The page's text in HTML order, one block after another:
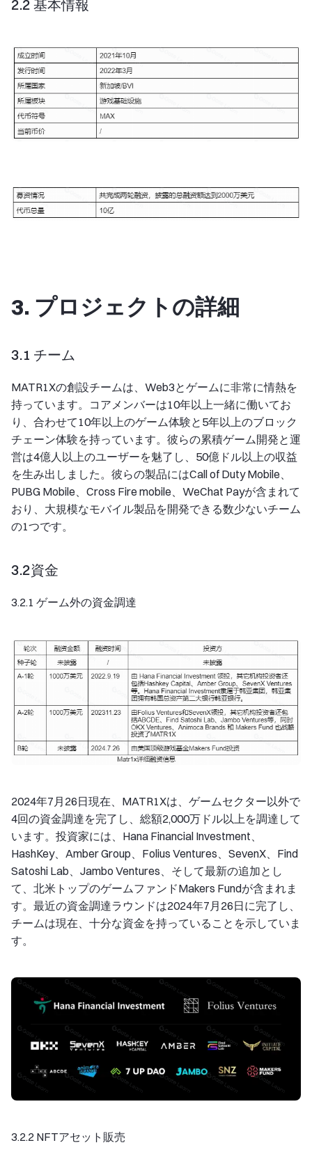
2.2 基本情報
3. プロジェクトの詳細
3.1 チーム
MATR1Xの創設チームは、Web3とゲームに非常に情熱を
持っています。コアメンバーは10年以上一緒に働いてお
り、合わせて10年以上のゲーム体験と5年以上のブロック
チェーン体験を持っています。彼らの累積ゲーム開発と運
営は4億人以上のユーザーを魅了し、50億ドル以上の収益
を生み出しました。彼らの製品にはCall of Duty Mobile、
PUBG Mobile、Cross Fire mobile、WeChat Payが含まれて
おり、大規模なモバイル製品を開発できる数少ないチーム
の1つです。
3.2資金
3.2.1 ゲーム外の資金調達
2024年7月26日現在、MATR1Xは、ゲームセクター以外で
4回の資金調達を完了し、総額2,000万ドル以上を調達して
います。投資家には、Hana Financial Investment、
HashKey、Amber Group、Folius Ventures、SevenX、Find
Satoshi Lab、Jambo Ventures、そして最新の追加とし
て、北米トップのゲームファンドMakers Fundが含まれま
す。最近の資金調達ラウンドは2024年7月26日に完了し、
チームは現在、十分な資金を持っていることを示していま
す。
3.2.2 NFTアセット販売